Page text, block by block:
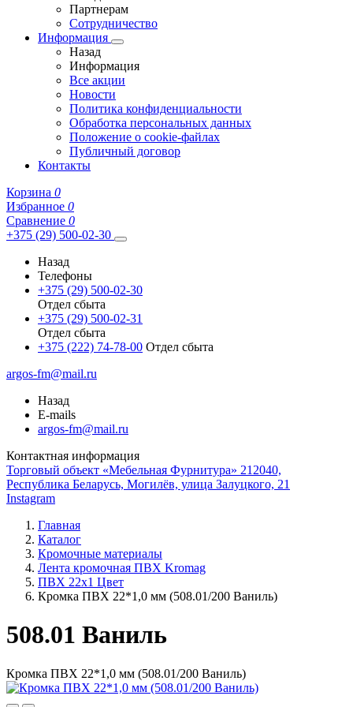
Партнерам
Сотрудничество
Информация
Назад
Информация
Все акции
Новости
Политика конфиденциальности
Обработка персональных данных
Положение о cookie-файлах
Публичный договор
Контакты
Корзина 0
Избранное 0
Сравнение 0
+375 (29) 500-02-30
Назад
Телефоны
+375 (29) 500-02-30
Отдел сбыта
+375 (29) 500-02-31
Отдел сбыта
+375 (222) 74-78-00 Отдел сбыта
argos-fm@mail.ru
Назад
E-mails
argos-fm@mail.ru
Контактная информация
Торговый объект «Мебельная Фурнитура» 212040,
Республика Беларусь, Могилёв, улица Залуцкого, 21
Instagram
Главная
Каталог
Кромочные материалы
Лента кромочная ПВХ Kromag
ПВХ 22x1 Цвет
Кромка ПВХ 22*1,0 мм (508.01/200 Ваниль)
508.01 Ваниль
Кромка ПВХ 22*1,0 мм (508.01/200 Ваниль)